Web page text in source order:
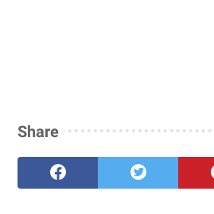
Share